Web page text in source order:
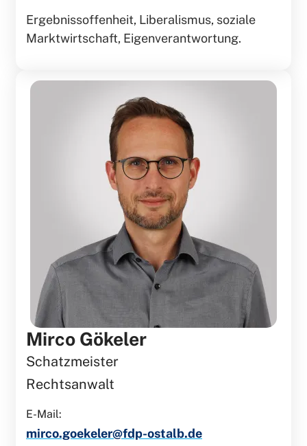
Ergebnissoffenheit, Liberalismus, soziale
Marktwirtschaft, Eigenverantwortung.
Mirco Gökeler
Schatzmeister
Rechtsanwalt
E-Mail:
mirco.goekeler@fdp-ostalb.de